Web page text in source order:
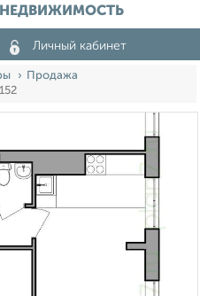
НЕДВИЖИМОСТЬ
Личный кабинет
Продажа